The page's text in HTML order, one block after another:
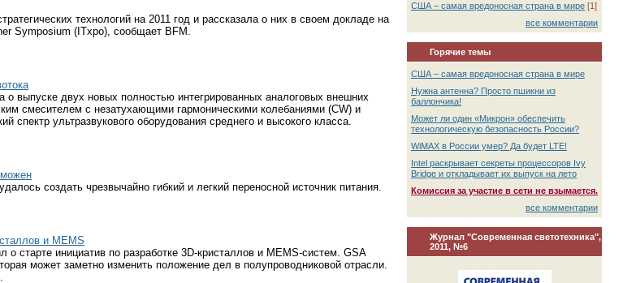
технологий на 2011 год и рассказала о них в своем докладе на
Symposium (ITxpo), сообщает BFM.
выпуске двух новых полностью интегрированных аналоговых внешних
смесителем с незатухающими гармоническими колебаниями (CW) и
спектр ультразвукового оборудования среднего и высокого класса.
создать чрезвычайно гибкий и легкий переносной источник питания.
и MEMS
старте инициатив по разработке 3D-кристаллов и MEMS-систем. GSA
может заметно изменить положение дел в полупроводниковой отрасли.
США – самая вредоносная страна в мире [1]
все комментарии
Горячие темы
США – самая вредоносная страна в мире
Нужна антенна? Просто пшикни из
баллончика!
Может ли один «Микрон» обеспечить
технологическую безопасность России?
WiMAX в России умер? Да будет LTE!
Intel раскрывает секреты процессоров Ivy
Bridge и откладывает их выпуск на лето
Комиссия за участие в сети не взымается.
все комментарии
Журнал "Современная светотехника",
2011, №6